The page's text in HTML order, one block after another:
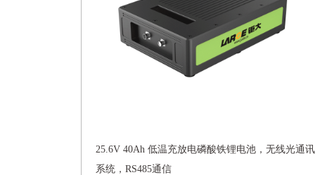
25.6V 40Ah 低温充放电磷酸铁锂电池，无线光通讯
系统，RS485通信